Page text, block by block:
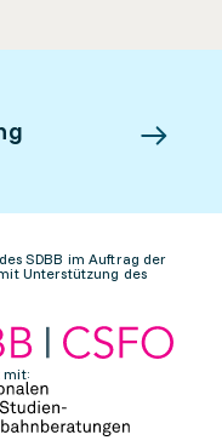
SDBB im Auftrag der
Unterstützung des
mit: